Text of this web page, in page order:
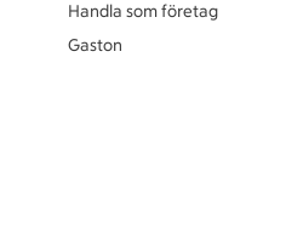
Handla som företag
Gaston